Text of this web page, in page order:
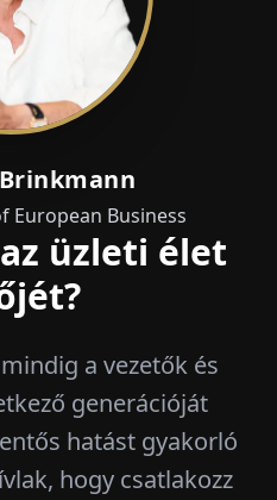
European Business
üzleti élet
a vezetők és
generációját
hatást gyakorló
hogy csatlakozz